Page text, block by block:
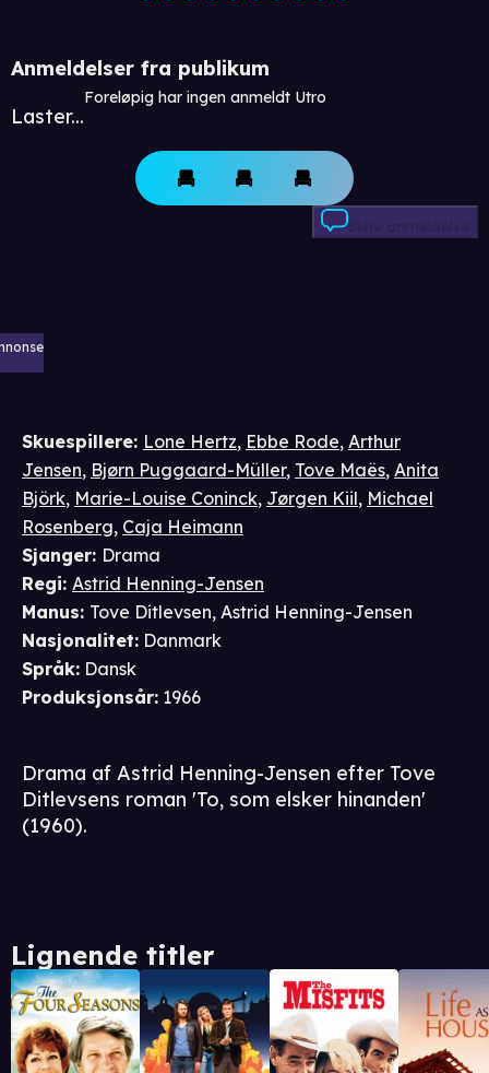
Anmeldelser fra publikum
Laster...
Foreløpig har ingen anmeldt Utro
Skriv anmeldelse
Skuespillere: Lone Hertz, Ebbe Rode, Arthur
Jensen, Bjørn Puggaard-Müller, Tove Maës, Anita
Björk, Marie-Louise Coninck, Jørgen Kiil, Michael
Rosenberg, Caja Heimann
Sjanger: Drama
Regi: Astrid Henning-Jensen
Manus: Tove Ditlevsen, Astrid Henning-Jensen
Nasjonalitet: Danmark
Språk: Dansk
Produksjonsår: 1966
Drama af Astrid Henning-Jensen efter Tove
Ditlevsens roman 'To, som elsker hinanden'
(1960).
Lignende titler